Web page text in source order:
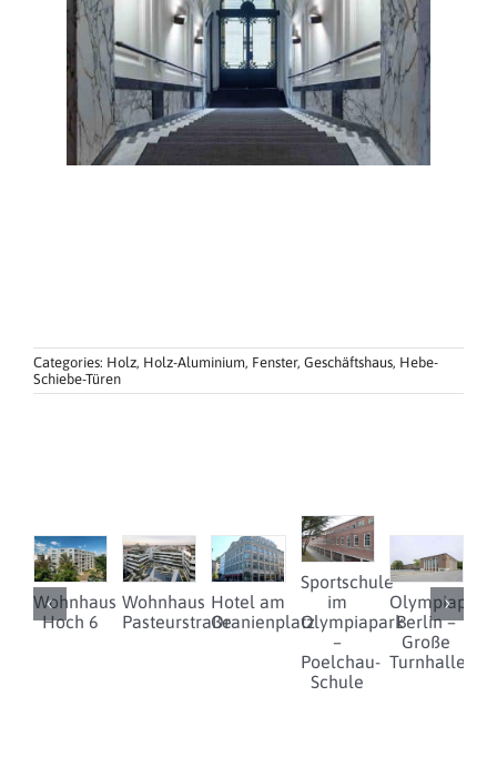
Categories: Holz, Holz-Aluminium, Fenster, Geschäftshaus, Hebe-
Schiebe-Türen
Wohnhaus
Hoch 6
Wohnhaus
Pasteurstraße
Hotel am
Oranienplatz
Sportschule
im
Olympiapark
–
Poelchau-
Schule
Olympiapark
Berlin –
Große
Turnhalle